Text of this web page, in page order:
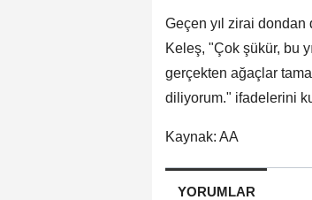
Geçen yıl zirai dondan
Keleş, "Çok şükür, bu
gerçekten ağaçlar
diliyorum." ifadelerini
Kaynak: AA
YORUMLAR